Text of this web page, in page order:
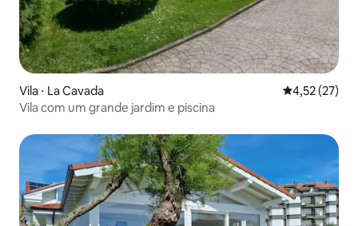
Vila ⋅ La Cavada 4,52 de uma
4,52 (27)
Vila com um grande jardim e piscina